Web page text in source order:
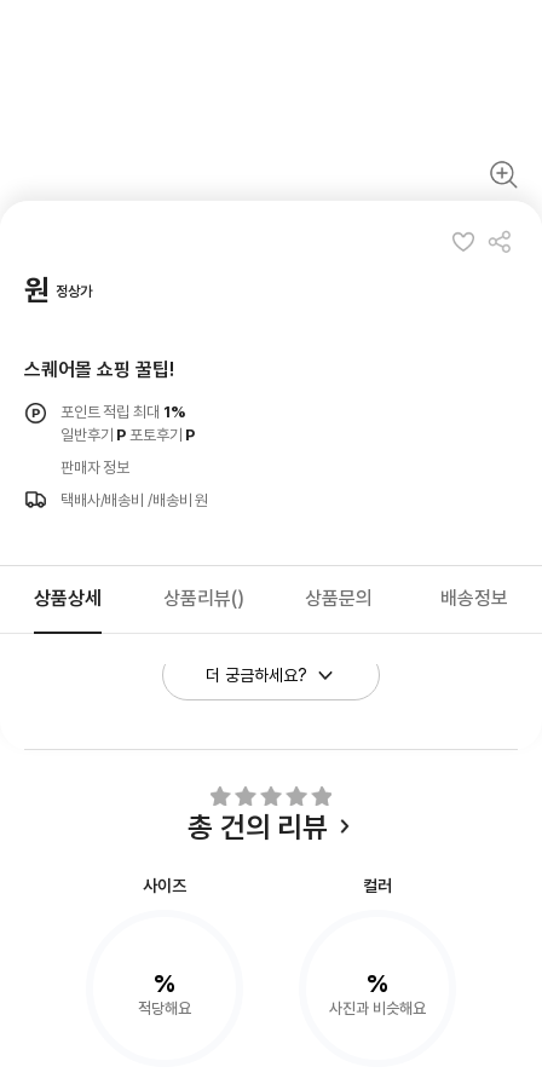
원 정상가
스퀘어몰 쇼핑 꿀팁!
포인트 적립 최대 1%
일반후기 P 포토후기 P
판매자 정보
택배사/배송비 /배송비 원
상품상세 상품리뷰() 상품문의 배송정보
더 궁금하세요?
총 건의 리뷰
사이즈
%
적당해요
컬러
%
사진과 비슷해요